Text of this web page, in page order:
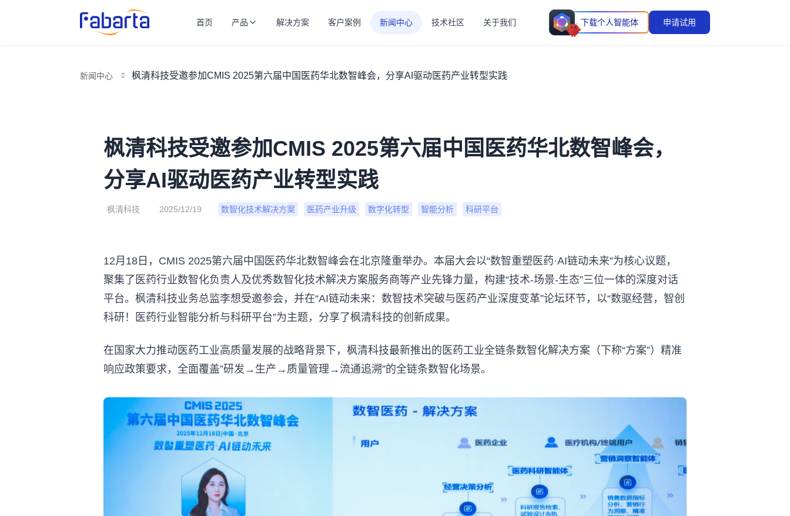
首页 产品 解决方案 客户案例 新闻中心 技术社区 关于我们 下载个人智能体 申请试用
新闻中心 枫清科技受邀参加CMIS 2025第六届中国医药华北数智峰会，分享AI驱动医药产业转型实践
枫清科技受邀参加CMIS 2025第六届中国医药华北数智峰会，
分享AI驱动医药产业转型实践
枫清科技 2025/12/19 数智化技术解决方案 医药产业升级 数字化转型 智能分析 科研平台
12月18日，CMIS 2025第六届中国医药华北数智峰会在北京隆重举办。本届大会以“数智重塑医药·AI链动未来”为核心议题，
聚集了医药行业数智化负责人及优秀数智化技术解决方案服务商等产业先锋力量，构建“技术-场景-生态”三位一体的深度对话
平台。枫清科技业务总监李想受邀参会，并在“AI链动未来：数智技术突破与医药产业深度变革”论坛环节，以“数驱经营，智创
科研！医药行业智能分析与科研平台”为主题，分享了枫清科技的创新成果。
在国家大力推动医药工业高质量发展的战略背景下，枫清科技最新推出的医药工业全链条数智化解决方案（下称“方案”）精准
响应政策要求，全面覆盖”研发→生产→质量管理→流通追溯”的全链条数智化场景。